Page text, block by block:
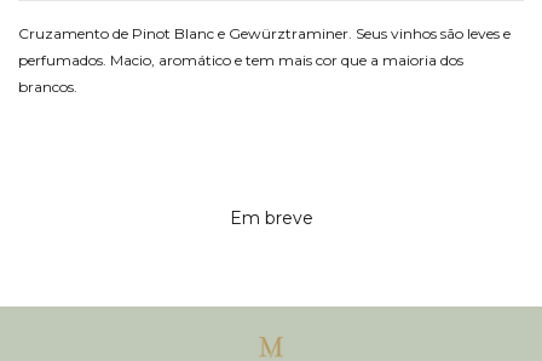
Cruzamento de Pinot Blanc e Gewürztraminer. Seus vinhos são leves e
perfumados. Macio, aromático e tem mais cor que a maioria dos
brancos.
Em breve